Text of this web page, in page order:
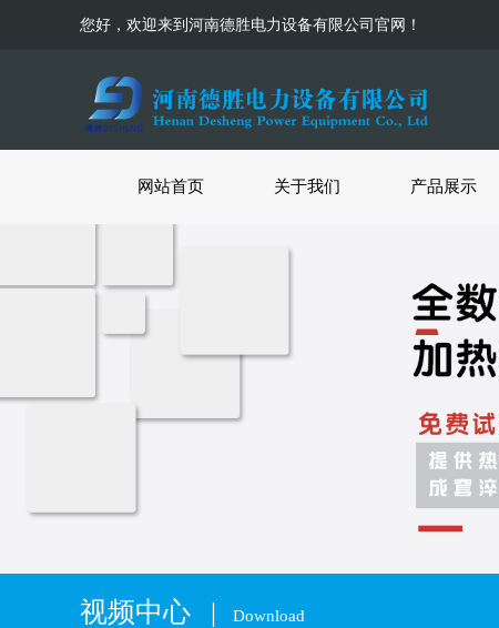
您好，欢迎来到河南德胜电力设备有限公司官网！
网站首页 关于我们 产品展示
视频中心 | Download